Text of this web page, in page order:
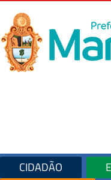
CIDADÃO